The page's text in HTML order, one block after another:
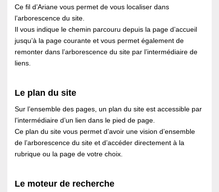
Ce fil d’Ariane vous permet de vous localiser dans
l’arborescence du site.
Il vous indique le chemin parcouru depuis la page d’accueil
jusqu’à la page courante et vous permet également de
remonter dans l’arborescence du site par l’intermédiaire de
liens.
Le plan du site
Sur l’ensemble des pages, un plan du site est accessible par
l’intermédiaire d’un lien dans le pied de page.
Ce plan du site vous permet d’avoir une vision d’ensemble
de l’arborescence du site et d’accéder directement à la
rubrique ou la page de votre choix.
Le moteur de recherche